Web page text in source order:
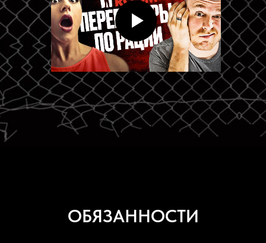
ОБЯЗАННОСТИ